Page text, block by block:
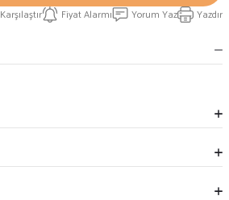
Karşılaştır Fiyat Alarmı Yorum Yaz Yazdır